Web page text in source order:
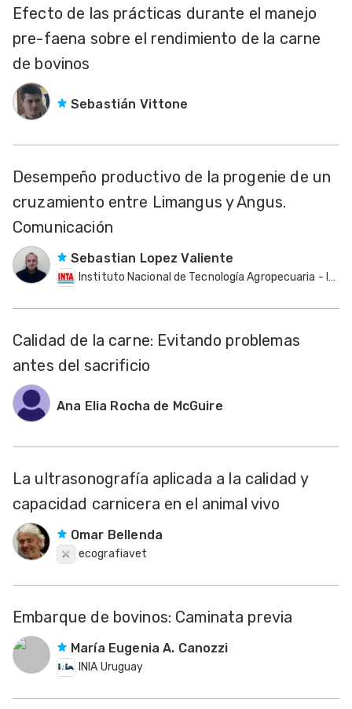
Efecto de las prácticas durante el manejo
pre-faena sobre el rendimiento de la carne
de bovinos
Sebastián Vittone
Desempeño productivo de la progenie de un
cruzamiento entre Limangus y Angus.
Comunicación
Sebastian Lopez Valiente
Instituto Nacional de Tecnología Agropecuaria - INTA
Calidad de la carne: Evitando problemas
antes del sacrificio
Ana Elia Rocha de McGuire
La ultrasonografía aplicada a la calidad y
capacidad carnicera en el animal vivo
Omar Bellenda
ecografiavet
Embarque de bovinos: Caminata previa
María Eugenia A. Canozzi
INIA Uruguay